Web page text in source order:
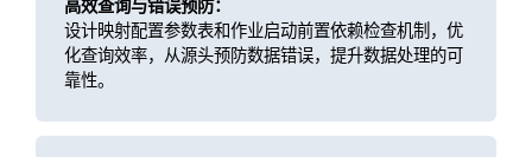
高效查询与错误预防：
设计映射配置参数表和作业启动前置依赖检查机制，优
化查询效率，从源头预防数据错误，提升数据处理的可
靠性。